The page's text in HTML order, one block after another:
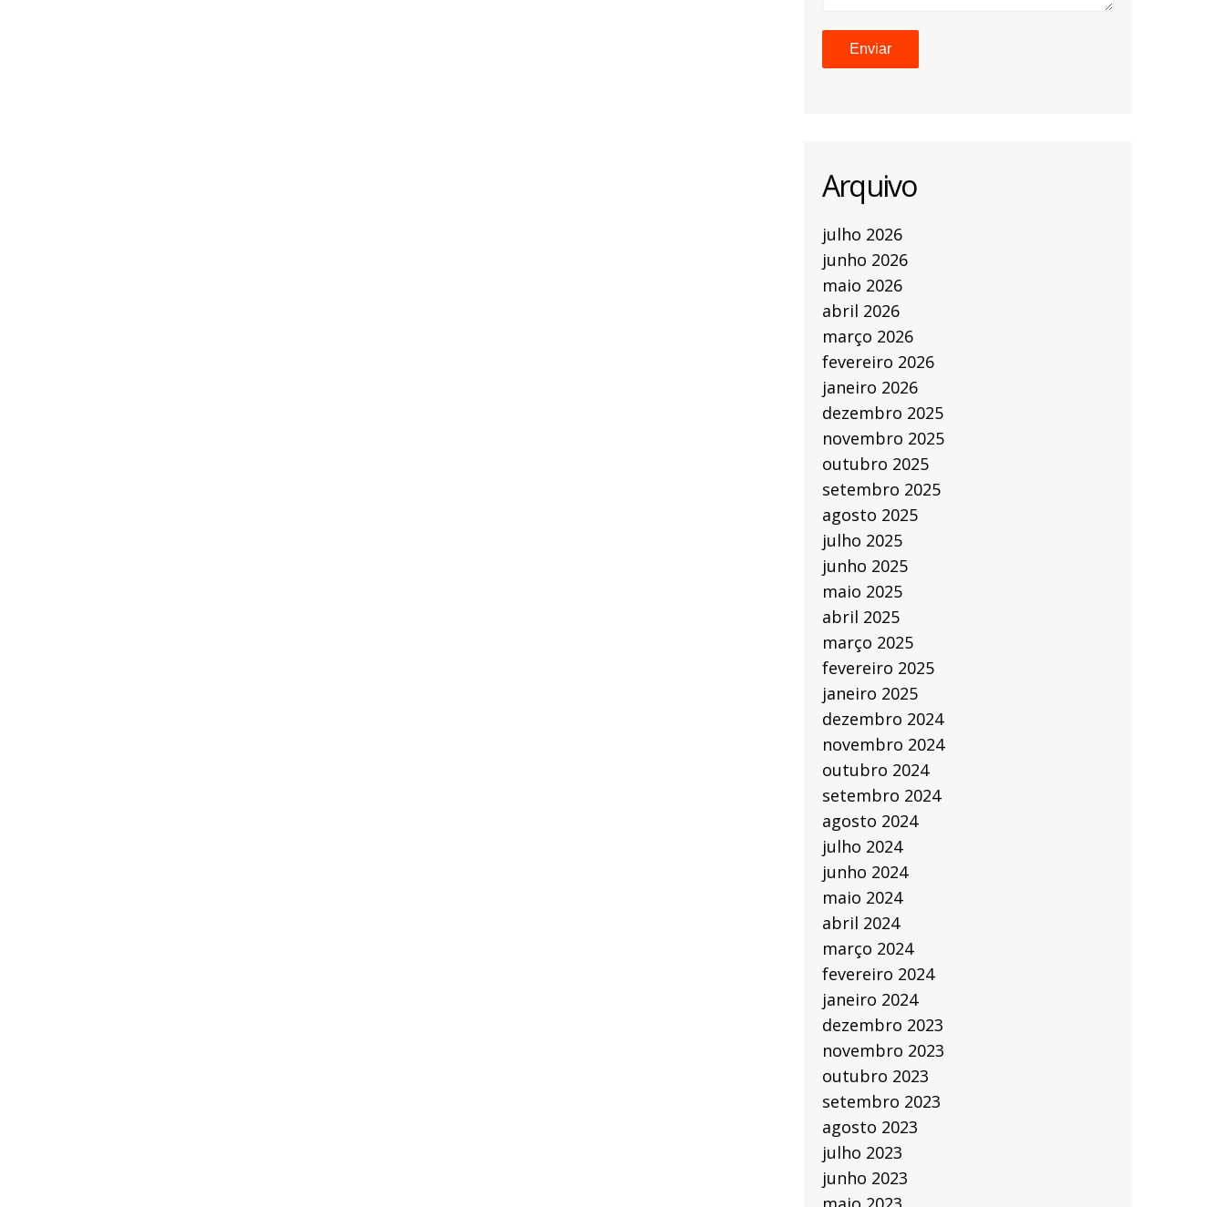
Arquivo
julho 2026
junho 2026
maio 2026
abril 2026
março 2026
fevereiro 2026
janeiro 2026
dezembro 2025
novembro 2025
outubro 2025
setembro 2025
agosto 2025
julho 2025
junho 2025
maio 2025
abril 2025
março 2025
fevereiro 2025
janeiro 2025
dezembro 2024
novembro 2024
outubro 2024
setembro 2024
agosto 2024
julho 2024
junho 2024
maio 2024
abril 2024
março 2024
fevereiro 2024
janeiro 2024
dezembro 2023
novembro 2023
outubro 2023
setembro 2023
agosto 2023
julho 2023
junho 2023